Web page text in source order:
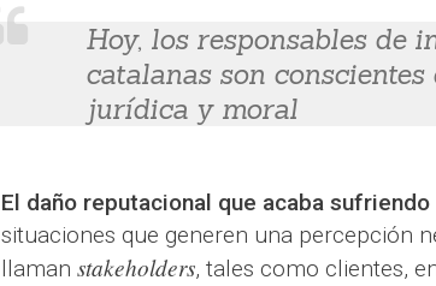
Hoy, los responsables de
catalanas son
jurídica y moral
El daño reputacional que acaba sufriendo
situaciones que generen una percepción
llaman stakeholders, tales como clientes,